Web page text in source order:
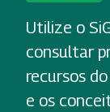
Utilize o
consultar
recursos
e os